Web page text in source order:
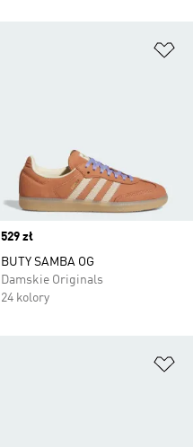
Price
529 zł
BUTY SAMBA OG
Damskie Originals
24 kolory